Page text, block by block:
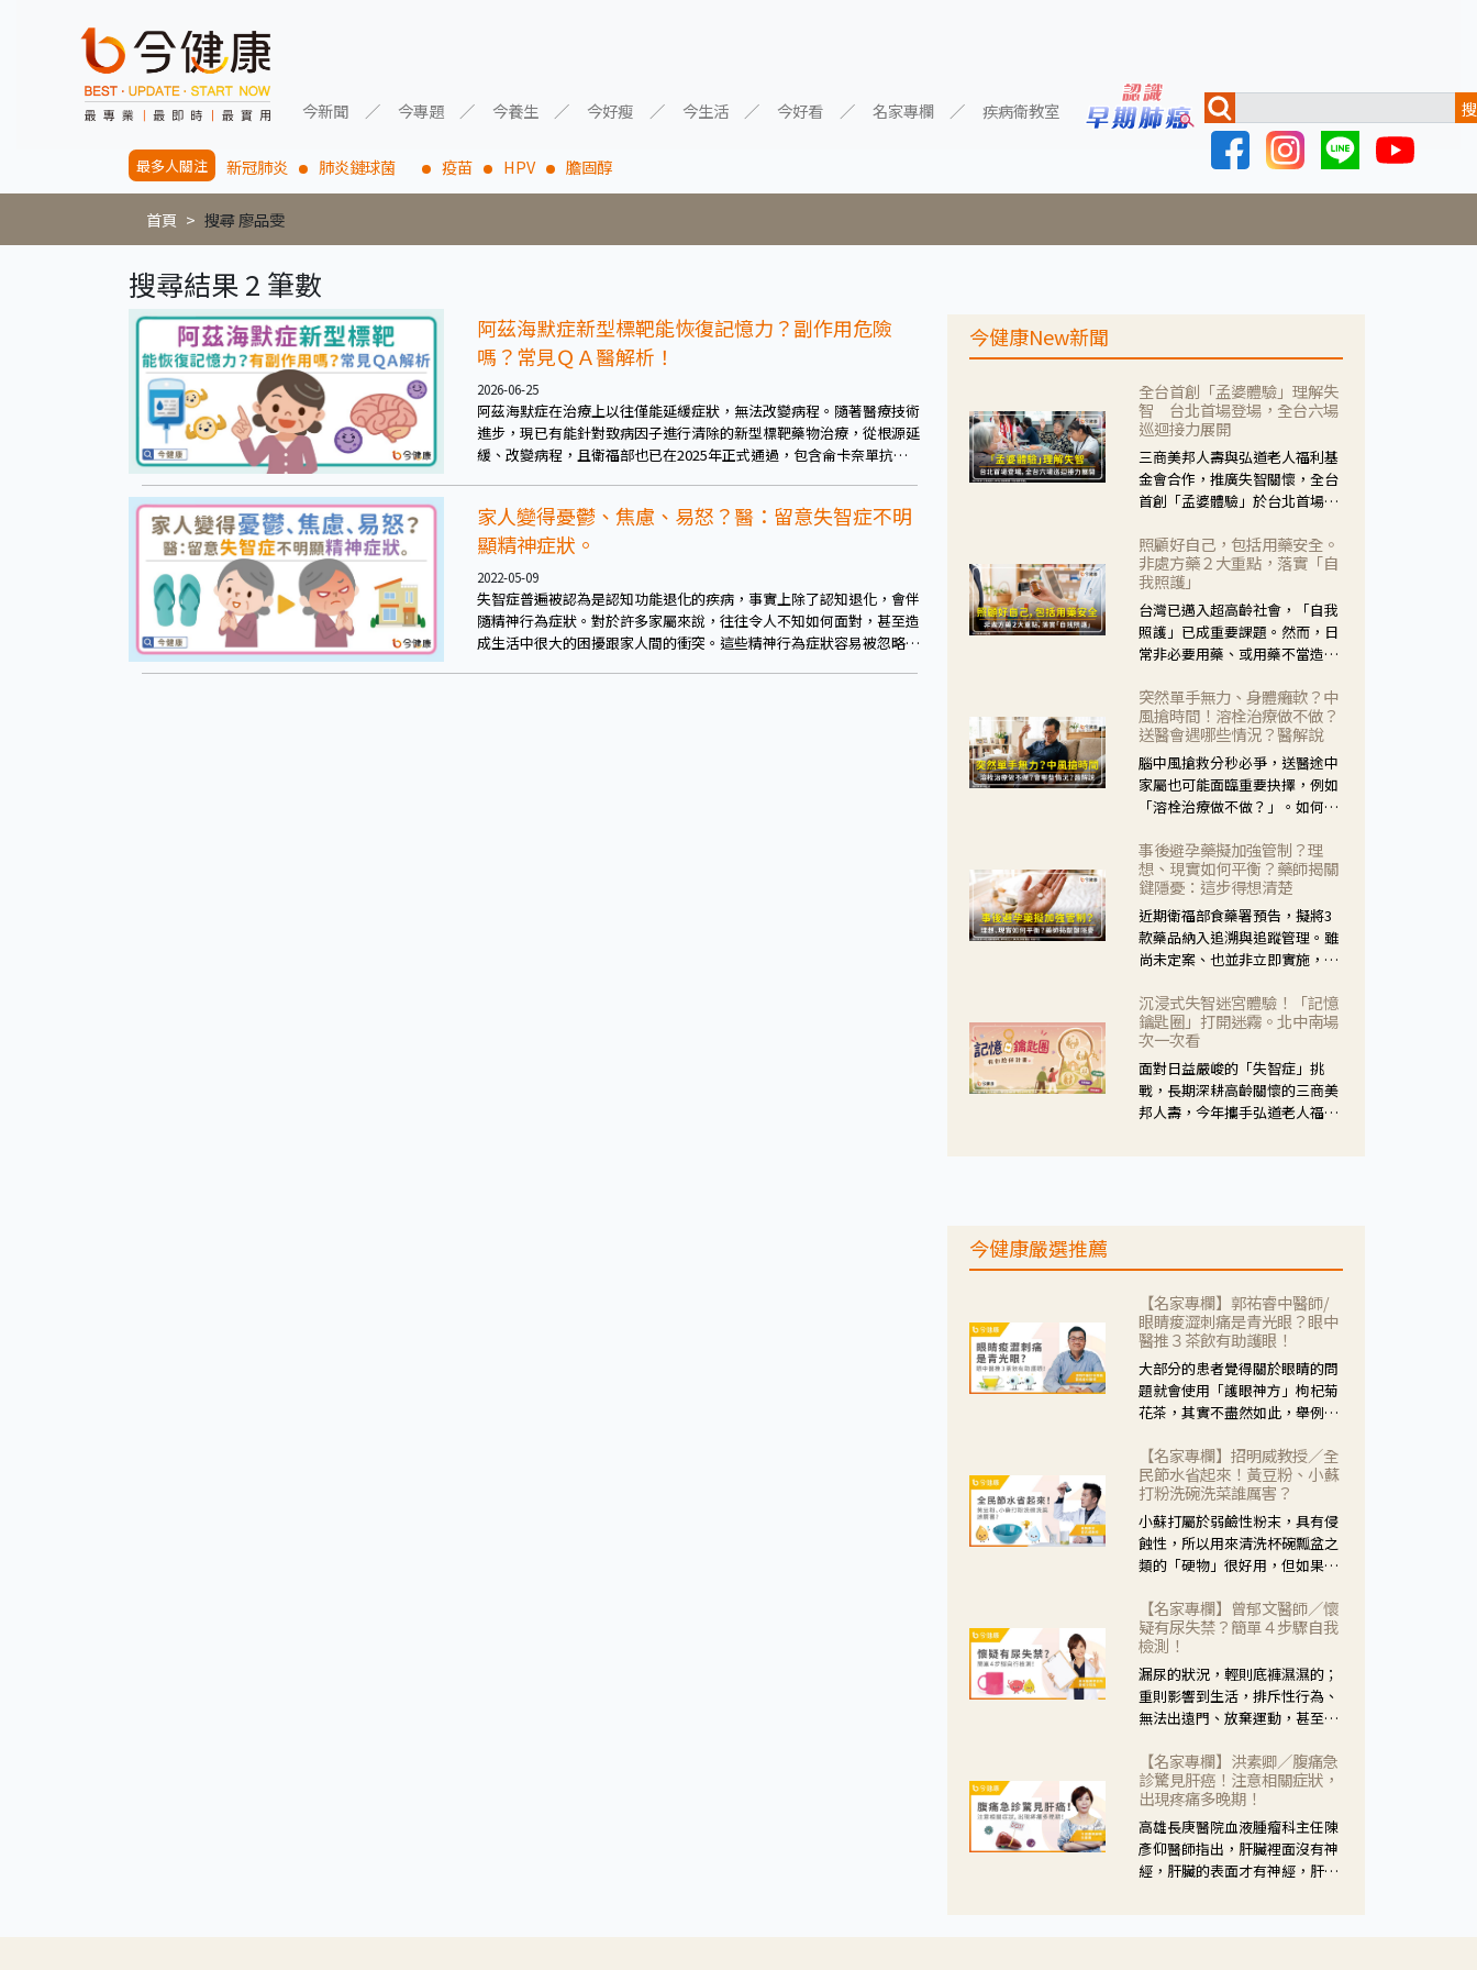
今新聞 今專題 今養生 今好瘦 今生活 今好看 名家專欄 疾病衛教室
最多人關注 新冠肺炎 肺炎鏈球菌 疫苗 HPV 膽固醇
首頁 搜尋 廖品雯
搜尋結果 2 筆數
阿茲海默症新型標靶能恢復記憶力？副作用危險
嗎？常見ＱＡ醫解析！
2026-06-25
阿茲海默症在治療上以往僅能延緩症狀，無法改變病程。隨著醫療技術
進步，現已有能針對致病因子進行清除的新型標靶藥物治療，從根源延
緩、改變病程，且衛福部也已在2025年正式通過，包含侖卡奈單抗
家人變得憂鬱、焦慮、易怒？醫：留意失智症不明
顯精神症狀。
2022-05-09
失智症普遍被認為是認知功能退化的疾病，事實上除了認知退化，會伴
隨精神行為症狀。對於許多家屬來說，往往令人不知如何面對，甚至造
成生活中很大的困擾跟家人間的衝突。這些精神行為症狀容易被忽略跟
今健康New新聞
全台首創「孟婆體驗」理解失
智 台北首場登場，全台六場
巡迴接力展開
三商美邦人壽與弘道老人福利基
金會合作，推廣失智關懷，全台
首創「孟婆體驗」於台北首場實
模式，用結合情境互動等豐富活
動，將抽象的失智轉化為可感
受、可討論的生活情境，並引導
民眾在家人開始出現改變時，以
理解取代責備、以耐心回應不
安。
照顧好自己，包括用藥安全。
非處方藥２大重點，落實「自
我照護」
台灣已邁入超高齡社會，「自我
照護」已成重要課題。然而，日
常非必要用藥、或用藥不當造成
在重要。社團法人台灣自我照護
產業協會 提出「非處方藥正確使
用」與「藥師給力」，鼓勵民眾
建立安全且正確的自我照護習
慣。
突然單手無力、身體癱軟？中
風搶時間！溶栓治療做不做？
送醫會遇哪些情況？醫解說
腦中風搶救分秒必爭，送醫途中
家屬也可能面臨重要抉擇，例如
「溶栓治療做不做？」。如何搶
會理事長陳龍醫師解說！
事後避孕藥擬加強管制？理
想、現實如何平衡？藥師揭關
鍵隱憂：這步得想清楚
近期衛福部食藥署預告，擬將3
款藥品納入追溯與追蹤管理。雖
尚未定案、也並非立即實施，不
人杰藥師表示，這三款藥物目
的、作用、風險各有不同，管制
與否所帶來的後許影響也不同，
可先了解其特性。
沉浸式失智迷宮體驗！「記憶
鑰匙圈」打開迷霧。北中南場
次一次看
面對日益嚴峻的「失智症」挑
戰，長期深耕高齡關懷的三商美
邦人壽，今年攜手弘道老人福利
生活挑戰。
今健康嚴選推薦
【名家專欄】郭祐睿中醫師/
眼睛痠澀刺痛是青光眼？眼中
醫推３茶飲有助護眼！
大部分的患者覺得關於眼睛的問
題就會使用「護眼神方」枸杞菊
花茶，其實不盡然如此，舉例來
紅、眼睛痛、眼屎多而且顏色
黃，當然就可以使用枸杞菊花
茶，但是枸杞的劑量要少，菊花
的劑量要多；若是有以上症狀以
外，眼睛還會有灼熱感，眼屎多
到會「牽絲」，也就是水樣分泌
了，這時候就要使用菊花、金銀
花來治療；假如單純的眼睛乾
澀，結膜沒有紅，眼睛周圍沒有
眼屎，這種情況是屬於「陰
虛」，就可以使用枸杞、蓮藕、
麥門冬、山藥等比較滋潤的藥
【名家專欄】招明威教授／全
民節水省起來！黃豆粉、小蘇
打粉洗碗洗菜誰厲害？
小蘇打屬於弱鹼性粉末，具有侵
蝕性，所以用來清洗杯碗瓢盆之
類的「硬物」很好用，但如果用
特別注意用法用量，使用過多或
是浸泡太久，容易腐蝕蔬菜的纖
維，讓菜軟掉不清脆。
【名家專欄】曾郁文醫師／懷
疑有尿失禁？簡單４步驟自我
檢測！
漏尿的狀況，輕則底褲濕濕的；
重則影響到生活，排斥性行為、
無法出遠門、放棄運動，甚至怕
禁」的症狀，長期下來不敢與朋
友往來，低潮陰霾造成憂鬱症。
【名家專欄】洪素卿／腹痛急
診驚見肝癌！注意相關症狀，
出現疼痛多晚期！
高雄長庚醫院血液腫瘤科主任陳
彥仰醫師指出，肝臟裡面沒有神
經，肝臟的表面才有神經，肝臟